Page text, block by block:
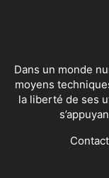
Dans un monde
moyens
la liberté de ses